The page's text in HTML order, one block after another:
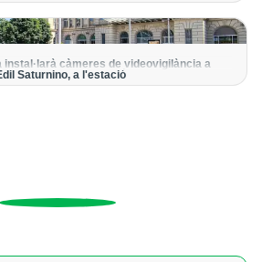
pas als avions amb vols instrumentals
instal·larà càmeres de videovigilància a
Saturnino, a l'estació